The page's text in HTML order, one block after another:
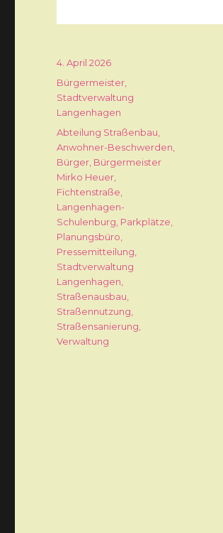
Veröffentlicht
am
4. April 2026
Kategorien
Bürgermeister
Stadtverwaltung
Langenhagen
Schlagwörter
Abteilung Straßenbau
Anwohner-Beschwerden
Bürger Bürgermeister
Mirko Heuer
Fichtenstraße
Langenhagen-
Schulenburg Parkplätze
Planungsbüro
Pressemitteilung
Stadtverwaltung
Langenhagen
Straßenausbau
Straßennutzung
Straßensanierung
Verwaltung